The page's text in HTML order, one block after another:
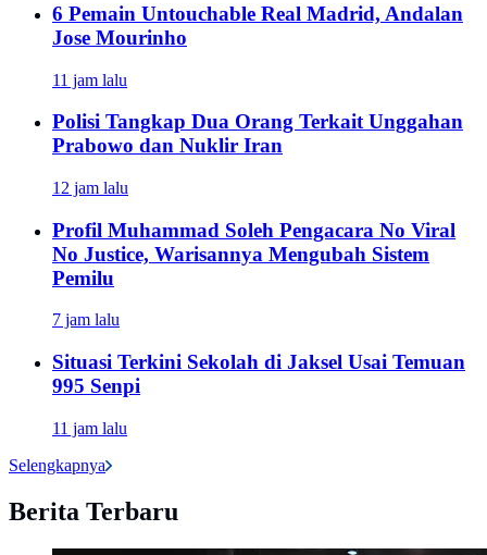
6 Pemain Untouchable Real Madrid, Andalan
Jose Mourinho
11 jam lalu
Polisi Tangkap Dua Orang Terkait Unggahan
Prabowo dan Nuklir Iran
12 jam lalu
Profil Muhammad Soleh Pengacara No Viral
No Justice, Warisannya Mengubah Sistem
Pemilu
7 jam lalu
Situasi Terkini Sekolah di Jaksel Usai Temuan
995 Senpi
11 jam lalu
Selengkapnya
Berita Terbaru